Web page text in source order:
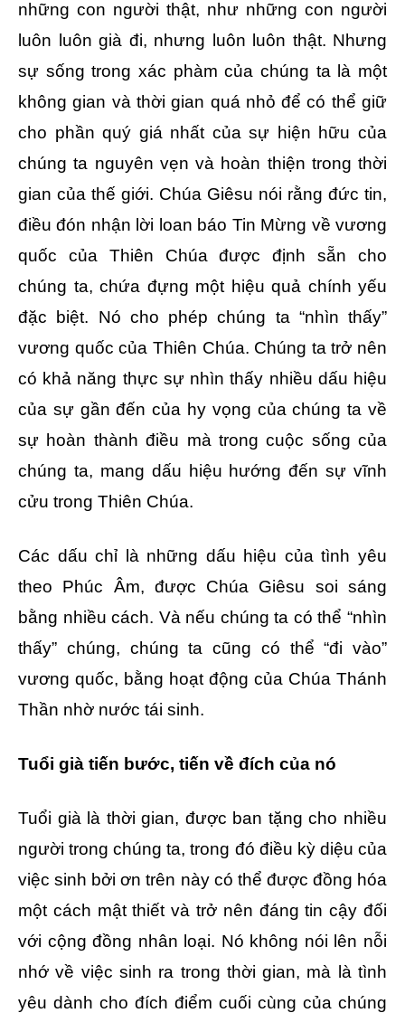
những con người thật, như những con người
luôn luôn già đi, nhưng luôn luôn thật. Nhưng
sự sống trong xác phàm của chúng ta là một
không gian và thời gian quá nhỏ để có thể giữ
cho phần quý giá nhất của sự hiện hữu của
chúng ta nguyên vẹn và hoàn thiện trong thời
gian của thế giới. Chúa Giêsu nói rằng đức tin,
điều đón nhận lời loan báo Tin Mừng về vương
quốc của Thiên Chúa được định sẵn cho
chúng ta, chứa đựng một hiệu quả chính yếu
đặc biệt. Nó cho phép chúng ta “nhìn thấy”
vương quốc của Thiên Chúa. Chúng ta trở nên
có khả năng thực sự nhìn thấy nhiều dấu hiệu
của sự gần đến của hy vọng của chúng ta về
sự hoàn thành điều mà trong cuộc sống của
chúng ta, mang dấu hiệu hướng đến sự vĩnh
cửu trong Thiên Chúa.
Các dấu chỉ là những dấu hiệu của tình yêu
theo Phúc Âm, được Chúa Giêsu soi sáng
bằng nhiều cách. Và nếu chúng ta có thể “nhìn
thấy” chúng, chúng ta cũng có thể “đi vào”
vương quốc, bằng hoạt động của Chúa Thánh
Thần nhờ nước tái sinh.
Tuổi già tiến bước, tiến về đích của nó
Tuổi già là thời gian, được ban tặng cho nhiều
người trong chúng ta, trong đó điều kỳ diệu của
việc sinh bởi ơn trên này có thể được đồng hóa
một cách mật thiết và trở nên đáng tin cậy đối
với cộng đồng nhân loại. Nó không nói lên nỗi
nhớ về việc sinh ra trong thời gian, mà là tình
yêu dành cho đích điểm cuối cùng của chúng